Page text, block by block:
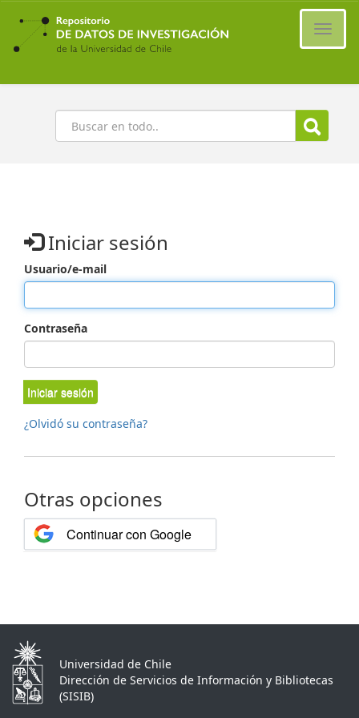
Ir
contenido
principal
Buscar
Iniciar sesión
Usuario/e-mail
Contraseña
Iniciar sesión
¿Olvidó su contraseña?
Otras opciones
Continuar con Google
Universidad de Chile
Dirección de Servicios de Información y Bibliotecas
(SISIB)